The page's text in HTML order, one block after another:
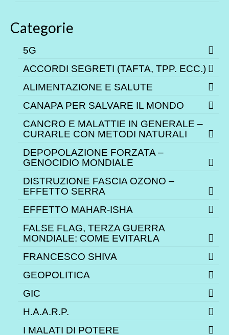
Categorie
5G
ACCORDI SEGRETI (TAFTA, TPP. ECC.)
ALIMENTAZIONE E SALUTE
CANAPA PER SALVARE IL MONDO
CANCRO E MALATTIE IN GENERALE –
CURARLE CON METODI NATURALI
DEPOPOLAZIONE FORZATA –
GENOCIDIO MONDIALE
DISTRUZIONE FASCIA OZONO –
EFFETTO SERRA
EFFETTO MAHAR-ISHA
FALSE FLAG, TERZA GUERRA
MONDIALE: COME EVITARLA
FRANCESCO SHIVA
GEOPOLITICA
GIC
H.A.A.R.P.
I MALATI DI POTERE